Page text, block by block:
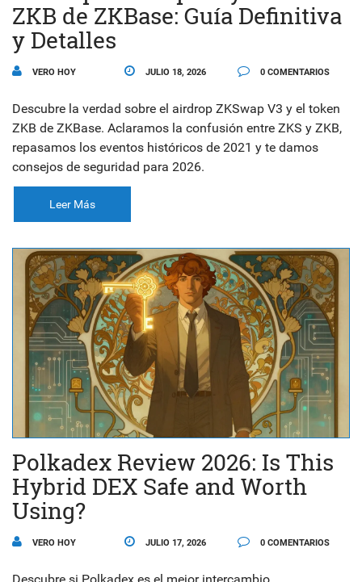
ZKB de ZKBase: Guía Definitiva
y Detalles
VERO HOY JULIO 18, 2026 0 COMENTARIOS
Descubre la verdad sobre el airdrop ZKSwap V3 y el token
ZKB de ZKBase. Aclaramos la confusión entre ZKS y ZKB,
repasamos los eventos históricos de 2021 y te damos
consejos de seguridad para 2026.
Leer Más
Polkadex Review 2026: Is This
Hybrid DEX Safe and Worth
Using?
VERO HOY JULIO 17, 2026 0 COMENTARIOS